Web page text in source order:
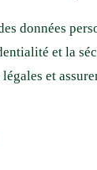
données
et la
et